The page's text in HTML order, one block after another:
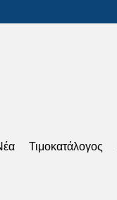
Τιμοκατάλογος